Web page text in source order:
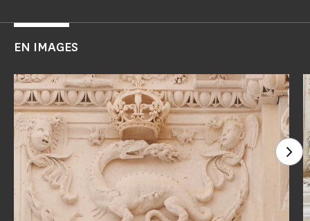
EN IMAGES